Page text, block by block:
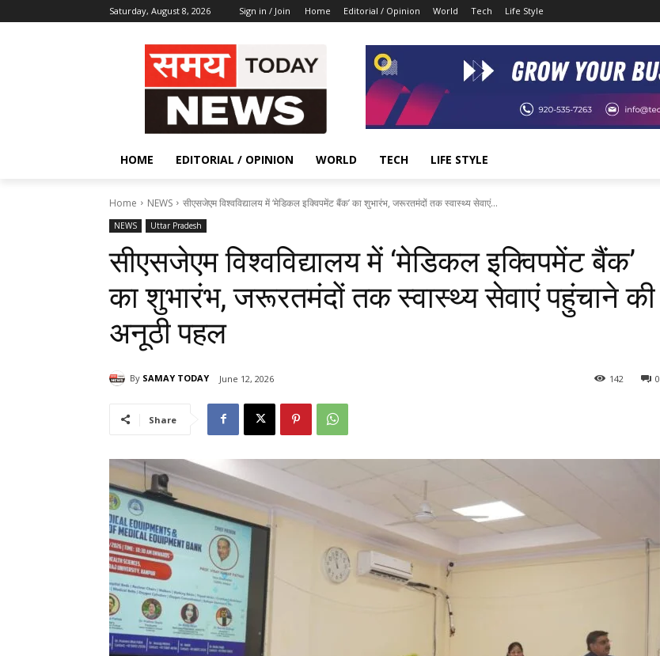
Saturday, August 8, 2026 Sign in / Join Home Editorial / Opinion World Tech Life Style
HOME EDITORIAL / OPINION WORLD TECH LIFE STYLE
Home NEWS सीएसजेएम विश्वविद्यालय में ‘मेडिकल इक्विपमेंट बैंक’ का शुभारंभ, जरूरतमंदों तक स्वास्थ्य सेवाएं...
NEWS Uttar Pradesh
सीएसजेएम विश्वविद्यालय में ‘मेडिकल इक्विपमेंट बैंक’
का शुभारंभ, जरूरतमंदों तक स्वास्थ्य सेवाएं पहुंचाने की
अनूठी पहल
By SAMAY TODAY June 12, 2026 0
142
Share